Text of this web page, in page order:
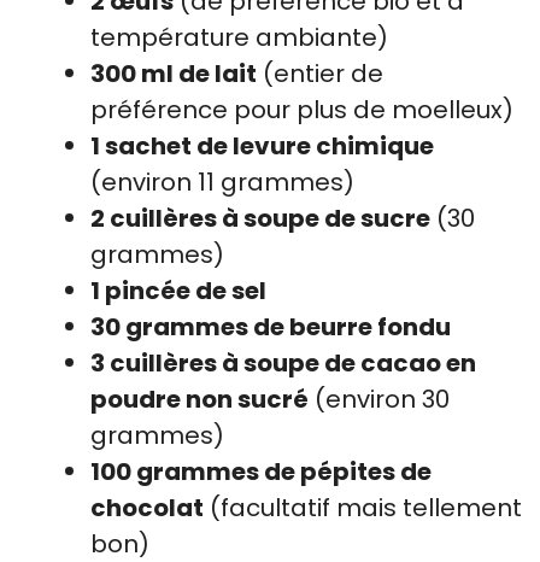
température ambiante)
300 ml de lait (entier de
préférence pour plus de moelleux)
1 sachet de levure chimique
(environ 11 grammes)
2 cuillères à soupe de sucre (30
grammes)
1 pincée de sel
30 grammes de beurre fondu
3 cuillères à soupe de cacao en
poudre non sucré (environ 30
grammes)
100 grammes de pépites de
chocolat (facultatif mais tellement
bon)